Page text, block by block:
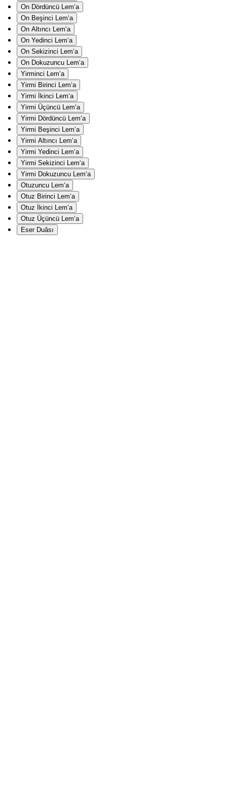
On Dördüncü Lem‘a
On Beşinci Lem‘a
On Altıncı Lem‘a
On Yedinci Lem‘a
On Sekizinci Lem‘a
On Dokuzuncu Lem‘a
Yirminci Lem‘a
Yirmi Birinci Lem‘a
Yirmi İkinci Lem‘a
Yirmi Üçüncü Lem‘a
Yirmi Dördüncü Lem‘a
Yirmi Beşinci Lem‘a
Yirmi Altıncı Lem‘a
Yirmi Yedinci Lem‘a
Yirmi Sekizinci Lem‘a
Yirmi Dokuzuncu Lem‘a
Otuzuncu Lem‘a
Otuz Birinci Lem‘a
Otuz İkinci Lem‘a
Otuz Üçüncü Lem‘a
Eser Duâsı